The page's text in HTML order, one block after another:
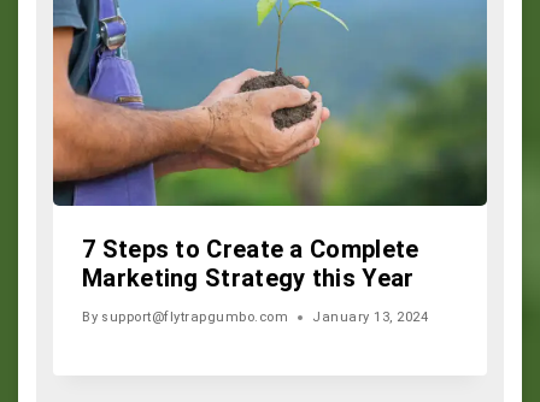
7 Steps to Create a Complete
Marketing Strategy this Year
By support@flytrapgumbo.com January 13, 2024